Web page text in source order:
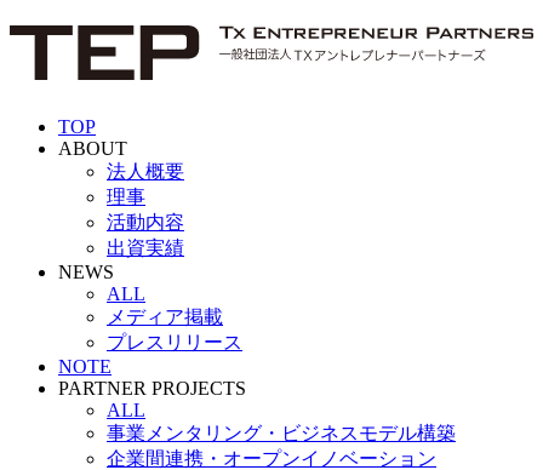
TOP
ABOUT
法人概要
理事
活動内容
出資実績
NEWS
ALL
メディア掲載
プレスリリース
NOTE
PARTNER PROJECTS
ALL
事業メンタリング・ビジネスモデル構築
企業間連携・オープンイノベーション